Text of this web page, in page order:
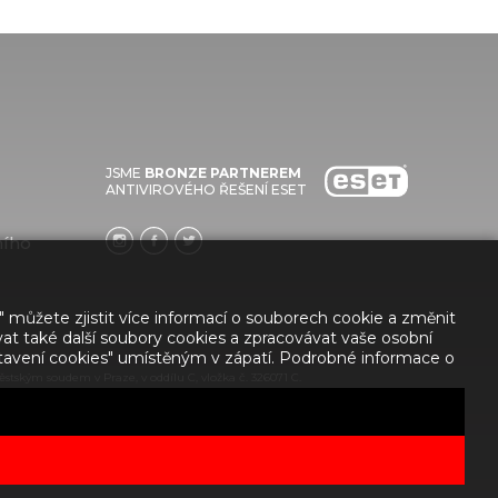
JSME BRONZE PARTNEREM
ANTIVIROVÉHO ŘEŠENÍ ESET
soudem v Praze, v oddílu C, vložka č. 326071 C.
zjistit více informací o souborech cookie a změnit
také další soubory cookies a zpracovávat vaše osobní
cookies" umístěným v zápatí. Podrobné informace o